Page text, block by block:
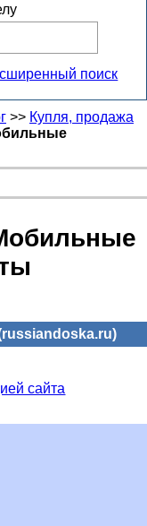
поиск
>> Купля, продажа
сайта